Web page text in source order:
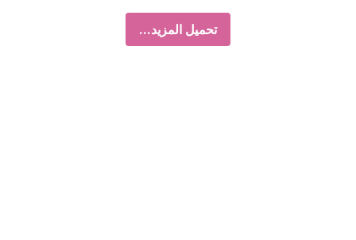
تحميل المزيد...